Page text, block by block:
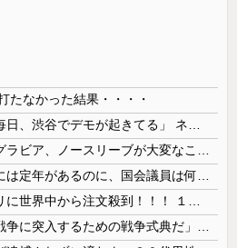
たなかった結果・・・・